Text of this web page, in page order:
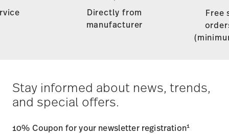
Directly from
manufacturer
Free
Stay informed about news, trends,
and special offers.
10% Coupon for your newsletter registration1